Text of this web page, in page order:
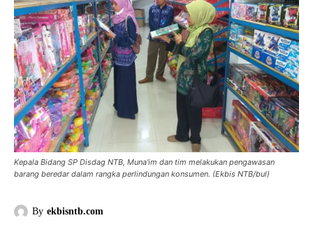
Kepala Bidang SP Disdag NTB, Muna'im dan tim melakukan pengawasan
barang beredar dalam rangka perlindungan konsumen. (Ekbis NTB/bul)
By ekbisntb.com